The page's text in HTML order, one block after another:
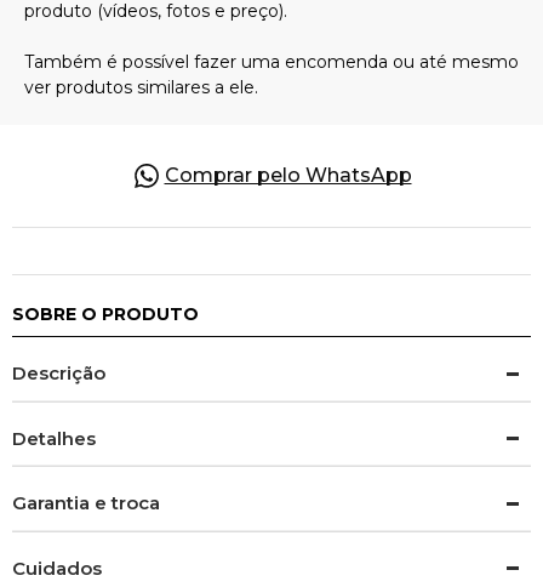
Comprar pelo WhatsApp
SOBRE O PRODUTO
Descrição
Detalhes
Garantia e troca
Cuidados